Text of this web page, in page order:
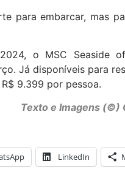
para embarcar, mas
o MSC Seaside
Já disponíveis para
9.399 por pessoa.
Texto e Imagens (©)
LinkedIn